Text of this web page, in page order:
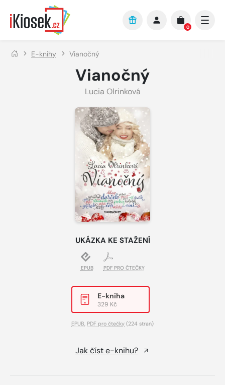
Přejít na hlavní obsah
0
E-knihy Vianočný
Vianočný
Lucia Olrinková
UKÁZKA KE STAŽENÍ
EPUB PDF PRO ČTEČKY
E-kniha
329 Kč
EPUB PDF pro čtečky (224 stran)
Jak číst e-knihu?